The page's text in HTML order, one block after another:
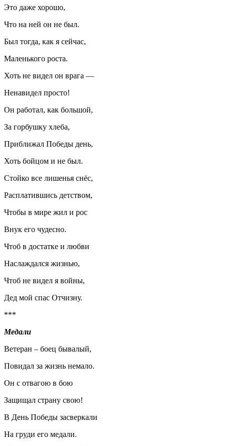
Это даже хорошо,
Что на ней он не был.
Был тогда, как я сейчас,
Маленького роста.
Хоть не видел он врага —
Ненавидел просто!
Он работал, как большой,
За горбушку хлеба,
Приближал Победы день,
Хоть бойцом и не был.
Стойко все лишенья снёс,
Расплатившись детством,
Чтобы в мире жил и рос
Внук его чудесно.
Чтоб в достатке и любви
Наслаждался жизнью,
Чтоб не видел я войны,
Дед мой спас Отчизну.
***
Медали
Ветеран – боец бывалый,
Повидал за жизнь немало.
Он с отвагою в бою
Защищал страну свою!
В День Победы засверкали
На груди его медали.